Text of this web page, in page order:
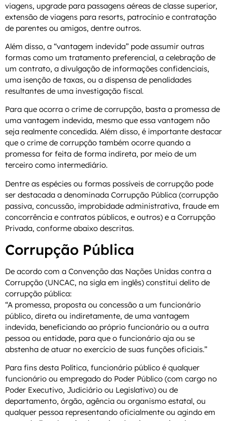
viagens, upgrade para passagens aéreas de classe superior,
extensão de viagens para resorts, patrocínio e contratação
de parentes ou amigos, dentre outros.
Além disso, a “vantagem indevida” pode assumir outras
formas como um tratamento preferencial, a celebração de
um contrato, a divulgação de informações confidenciais,
uma isenção de taxas, ou a dispensa de penalidades
resultantes de uma investigação fiscal.
Para que ocorra o crime de corrupção, basta a promessa de
uma vantagem indevida, mesmo que essa vantagem não
seja realmente concedida. Além disso, é importante destacar
que o crime de corrupção também ocorre quando a
promessa for feita de forma indireta, por meio de um
terceiro como intermediário.
Dentre as espécies ou formas possíveis de corrupção pode
ser destacada a denominada Corrupção Pública (corrupção
passiva, concussão, improbidade administrativa, fraude em
concorrência e contratos públicos, e outros) e a Corrupção
Privada, conforme abaixo descritas.
Corrupção Pública
De acordo com a Convenção das Nações Unidas contra a
Corrupção (UNCAC, na sigla em inglês) constitui delito de
corrupção pública:
“A promessa, proposta ou concessão a um funcionário
público, direta ou indiretamente, de uma vantagem
indevida, beneficiando ao próprio funcionário ou a outra
pessoa ou entidade, para que o funcionário aja ou se
abstenha de atuar no exercício de suas funções oficiais.”
Para fins desta Política, funcionário público é qualquer
funcionário ou empregado do Poder Público (com cargo no
Poder Executivo, Judiciário ou Legislativo) ou de
departamento, órgão, agência ou organismo estatal, ou
qualquer pessoa representando oficialmente ou agindo em